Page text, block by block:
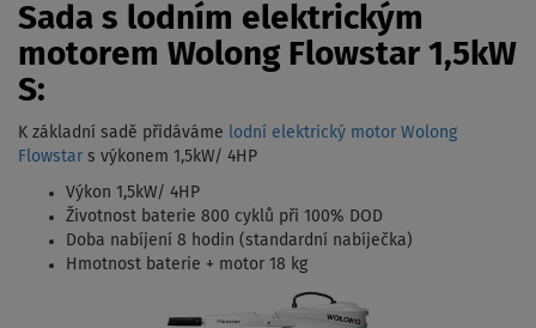
Sada s lodním elektrickým
motorem Wolong Flowstar 1,5kW
S:
K základní sadě přidáváme lodní elektrický motor Wolong
Flowstar s výkonem 1,5kW/ 4HP
Výkon 1,5kW/ 4HP
Životnost baterie 800 cyklů při 100% DOD
Doba nabíjení 8 hodin (standardní nabíječka)
Hmotnost baterie + motor 18 kg